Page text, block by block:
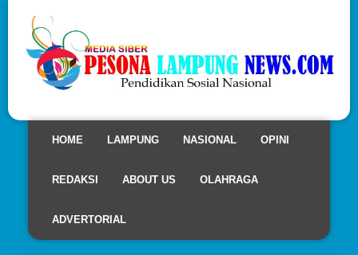
HOME LAMPUNG NASIONAL OPINI
REDAKSI ABOUT US OLAHRAGA
ADVERTORIAL